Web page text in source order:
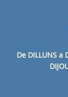
De DILLUNS a